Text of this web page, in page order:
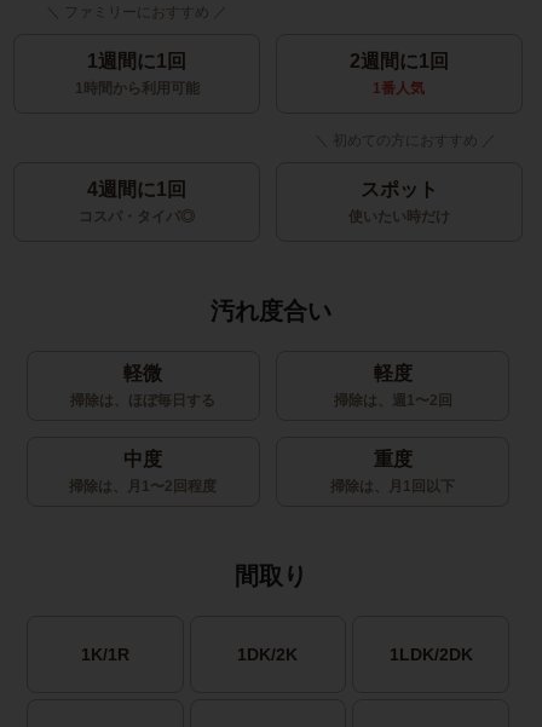
1週間に1回
1時間から利用可能
2週間に1回
1番人気
4週間に1回
コスパ・タイパ◎
スポット
使いたい時だけ
汚れ度合い
軽微
掃除は、ほぼ毎日する
軽度
掃除は、週1〜2回
中度
掃除は、月1〜2回程度
重度
掃除は、月1回以下
間取り
1K/1R 1DK/2K 1LDK/2DK